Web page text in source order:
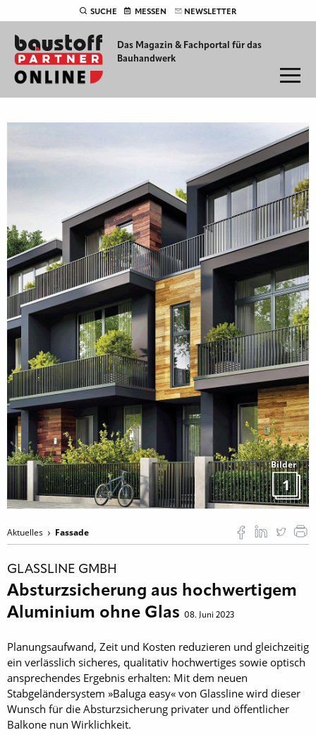
SUCHE MESSEN NEWSLETTER
Das Magazin & Fachportal für das
Bauhandwerk
Bilder
1
Aktuelles Fassade
GLASSLINE GMBH
Absturzsicherung aus hochwertigem
Aluminium ohne Glas 08. Juni 2023
Planungsaufwand, Zeit und Kosten reduzieren und gleichzeitig
ein verlässlich sicheres, qualitativ hochwertiges sowie optisch
ansprechendes Ergebnis erhalten: Mit dem neuen
Stabgeländersystem »Baluga easy« von Glassline wird dieser
Wunsch für die Absturzsicherung privater und öffentlicher
Balkone nun Wirklichkeit.